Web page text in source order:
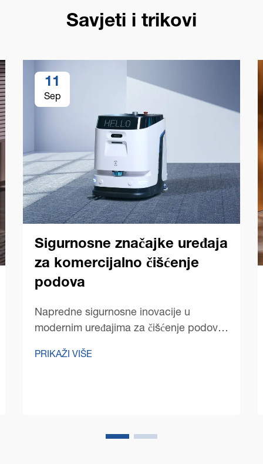
Savjeti i trikovi
11
Sep
Sigurnosne značajke uređaja
za komercijalno čišćenje
podova
Napredne sigurnosne inovacije u
modernim uređajima za čišćenje podova
podova donio je bez presedana
PRIKAŽI VIŠE